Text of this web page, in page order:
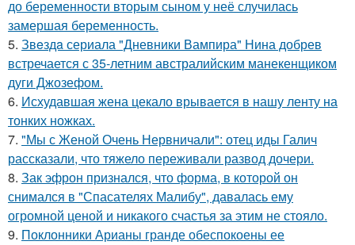
до беременности вторым сыном у неё случилась
замершая беременность.
5. Звeздa сериала "Дневники Вампира" Нина добрев
встречается с 35-летним австралийским манекенщиком
дуги Джозефом.
6. Исхудавшая жена цекало врывается в нашу ленту на
тонких ножках.
7. "Мы с Женой Очень Нервничали": отец иды Галич
рассказали, что тяжело переживали развод дочери.
8. Зак эфрон признался, что форма, в которой он
снимался в "Спасателях Малибу", давалась ему
огромной ценой и никакого счастья за этим не стояло.
9. Поклонники Арианы гранде обеспокоены ее